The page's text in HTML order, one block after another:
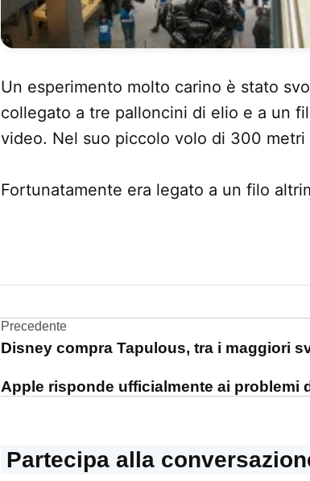
Un esperimento molto carino è stato
collegato a tre palloncini di elio e a un
video. Nel suo piccolo volo di 300 metri
Fortunatamente era legato a un filo
4
video
Navigazione
Precedente
Disney compra Tapulous, tra i maggiori
Apple risponde ufficialmente ai problemi
Partecipa alla